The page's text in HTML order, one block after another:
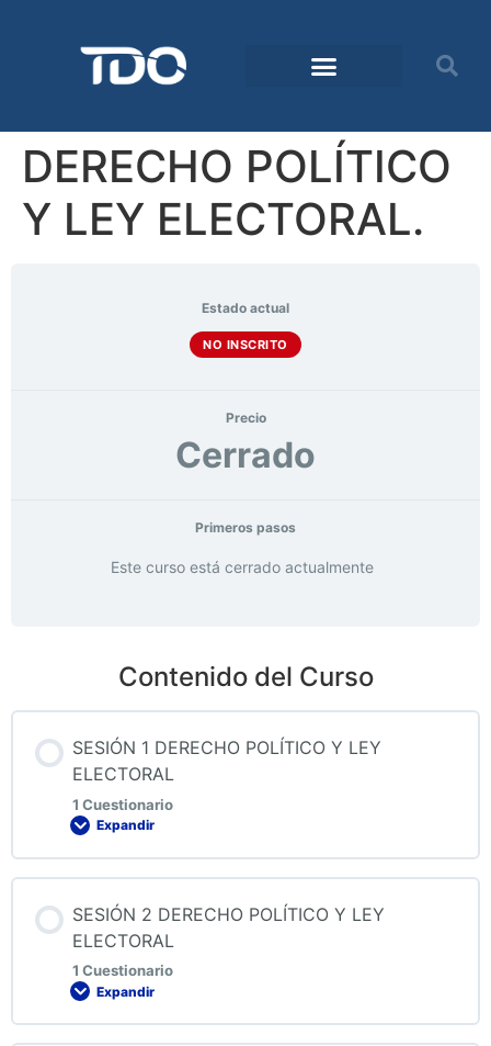
DERECHO POLÍTICO
Y LEY ELECTORAL.
Estado actual
NO INSCRITO
Precio
Cerrado
Primeros pasos
Este curso está cerrado actualmente
Contenido del Curso
SESIÓN 1 DERECHO POLÍTICO Y LEY
ELECTORAL
1 Cuestionario
Expandir
QUIZ 1 DERECHO POLÍTICO Y LEY ELECTORAL
SESIÓN 2 DERECHO POLÍTICO Y LEY
ELECTORAL
1 Cuestionario
Expandir